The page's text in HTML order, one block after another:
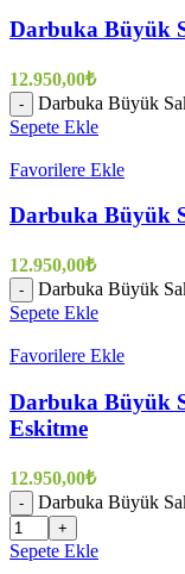
Darbuka Büyük
12.950,00₺
- Darbuka Büyük
Sepete Ekle
Favorilere Ekle
Darbuka Büyük
12.950,00₺
- Darbuka Büyük
Sepete Ekle
Favorilere Ekle
Darbuka Büyük
Eskitme
12.950,00₺
- Darbuka Büyük
+
Sepete Ekle